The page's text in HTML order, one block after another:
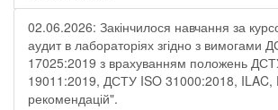
02.06.2026: Закінчилося навчання за
аудит в лабораторіях згідно з вимогами
17025:2019 з врахуванням положень
19011:2019, ДСТУ ISO 31000:2018, ILAC,
рекомендацій".